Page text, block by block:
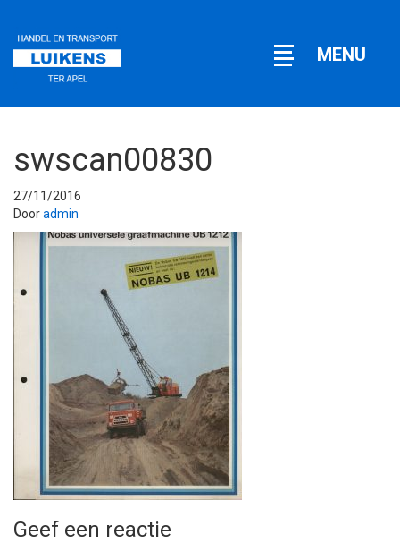
Open
MENU
swscan00830
27/11/2016
Dooradmin
Geef een reactie